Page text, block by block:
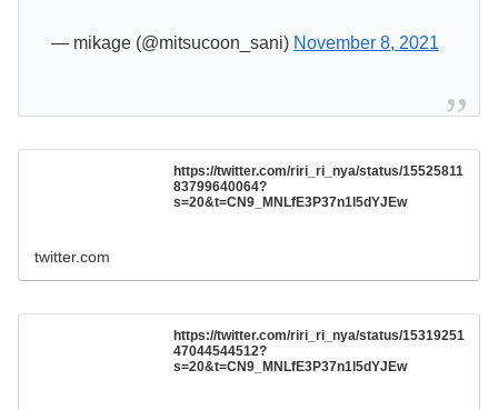
— mikage (@mitsucoon_sani) November 8, 2021
https://twitter.com/riri_ri_nya/status/15525811
83799640064?
s=20&t=CN9_MNLfE3P37n1l5dYJEw
twitter.com
https://twitter.com/riri_ri_nya/status/15319251
47044544512?
s=20&t=CN9_MNLfE3P37n1l5dYJEw